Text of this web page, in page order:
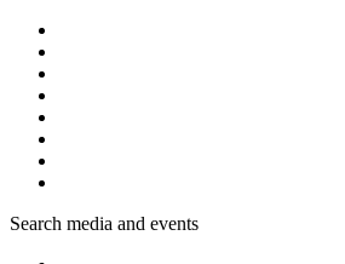
Search media and events